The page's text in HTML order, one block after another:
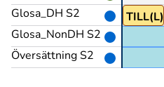
Glosa_DH S2
Glosa_NonDH S2
Översättning S2
NUMMER+FYRATILL(L)